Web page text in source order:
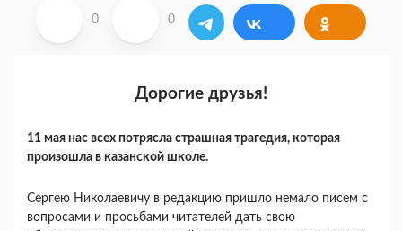
0 0
Дорогие друзья!
11 мая нас всех потрясла страшная трагедия, которая
произошла в казанской школе.
Сергею Николаевичу в редакцию пришло немало писем с
вопросами и просьбами читателей дать свою